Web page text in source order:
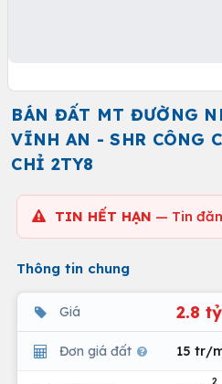
BÁN ĐẤT MT ĐƯỜNG
VĨNH AN - SHR CÔNG
CHỈ 2TY8
TIN HẾT HẠN — Tin
Thông tin chung
Giá 2.8 tỷ
Đơn giá đất 15 tr/
2